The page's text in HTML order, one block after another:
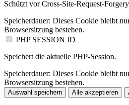
Schützt vor Cross-Site-Request-
Speicherdauer: Dieses Cookie bleibt
Browsersitzung bestehen.
PHP SESSION ID
Speichert die aktuelle PHP-Session.
Speicherdauer: Dieses Cookie bleibt
Browsersitzung bestehen.
Auswahl speichern Alle akzeptieren